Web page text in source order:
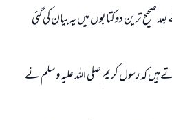
ترين دوكتابوں ميں يہ بيان كي گئي
كہ رسول كريم صلي اللہ عليہ وسلم نے